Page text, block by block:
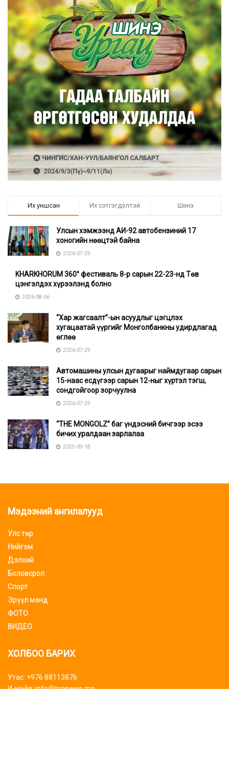
Их уншсан Их сэтгэгдэлтэй Шинэ
Улсын хэмжээнд АИ-92 автобензиний 17
хоногийн нөөцтэй байна
2026-07-29
KHARKHORUM 360° фестиваль 8-р сарын 22-23-нд Төв
цэнгэлдэх хүрээлэнд болно
2026-08-06
“Хар жагсаалт”-ын асуудлыг цэгцлэх
хугацаатай үүргийг Монголбанкны удирдлагад
өглөө
2026-07-29
Автомашины улсын дугаарыг наймдугаар сарын
15-наас есдүгээр сарын 12-ныг хүртэл тэгш,
сондгойгоор зорчуулна
2026-07-29
“THE MONGOLZ” баг үндэсний бичгээр эсээ
бичих уралдаан зарлалаа
2025-09-18
Мэдээний ангилалууд
Улс төр
Нийгэм
Дэлхий
Боловсрол
Спорт
Эрүүл мэнд
ФОТО
ВИДЕО
ХОЛБОО БАРИХ
Утас: +976 88113876
И-мэйл: info@topnews.mn